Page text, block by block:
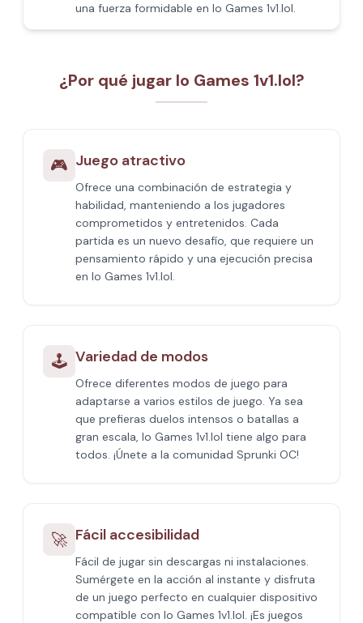
una fuerza formidable en Io Games 1v1.lol.
¿Por qué jugar Io Games 1v1.lol?
🎮 Juego atractivo
Ofrece una combinación de estrategia y
habilidad, manteniendo a los jugadores
comprometidos y entretenidos. Cada
partida es un nuevo desafío, que requiere un
pensamiento rápido y una ejecución precisa
en Io Games 1v1.lol.
🕹️ Variedad de modos
Ofrece diferentes modos de juego para
adaptarse a varios estilos de juego. Ya sea
que prefieras duelos intensos o batallas a
gran escala, Io Games 1v1.lol tiene algo para
todos. ¡Únete a la comunidad Sprunki OC!
🚀 Fácil accesibilidad
Fácil de jugar sin descargas ni instalaciones.
Sumérgete en la acción al instante y disfruta
de un juego perfecto en cualquier dispositivo
compatible con Io Games 1v1.lol. ¡Es juegos